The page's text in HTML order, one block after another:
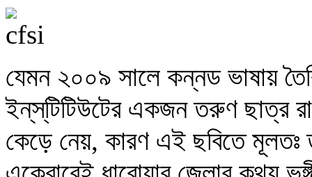
যেমন ২০০৯ সালে কন্নড ভাষায়
ইন্‌স্‌টিটিউটের একজন তরুণ ছাত্র
কেড়ে নেয়, কারণ এই ছবিতে মূলতঃ